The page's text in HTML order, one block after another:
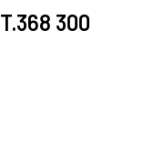
300